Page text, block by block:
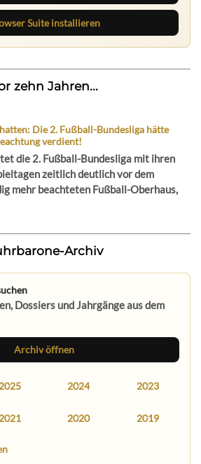
Suite installieren
zehn Jahren...
Die 2. Fußball-Bundesliga hätte
verdient!
die 2. Fußball-Bundesliga mit ihren
zeitlich deutlich vor dem
mehr beachteten Fußball-Oberhaus,
Archiv
Dossiers und Jahrgänge aus dem
Archiv öffnen
2024 2023
2021 2020 2019